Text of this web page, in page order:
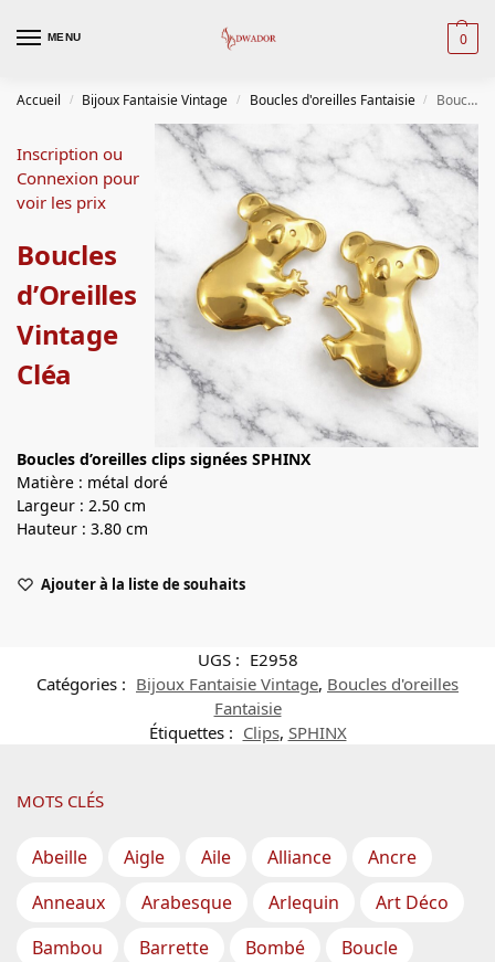
MENU 0
Accueil / Bijoux Fantaisie Vintage / Boucles d'oreilles Fantaisie / Boucles d’Oreilles Vintage Cléa
Inscription ou
Connexion pour
voir les prix
Boucles
d’Oreilles
Vintage
Cléa
Boucles d’oreilles clips signées SPHINX
Matière : métal doré
Largeur : 2.50 cm
Hauteur : 3.80 cm
Ajouter à la liste de souhaits
UGS : E2958
Catégories : Bijoux Fantaisie Vintage, Boucles d'oreilles
Fantaisie
Étiquettes : Clips, SPHINX
MOTS CLÉS
Abeille Aigle Aile Alliance
Ancre
Anneaux
Arabesque Arlequin
Art Déco
Bambou
Barrette Bombé
Boucle